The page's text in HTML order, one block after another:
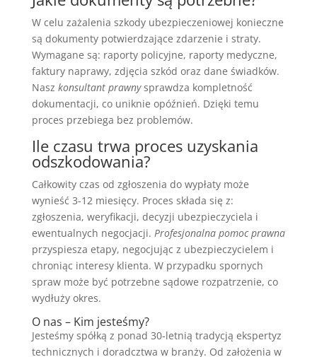
W celu zażalenia szkody ubezpieczeniowej konieczne
są dokumenty potwierdzające zdarzenie i straty.
Wymagane są: raporty policyjne, raporty medyczne,
faktury naprawy, zdjęcia szkód oraz dane świadków.
Nasz konsultant prawnysprawdza kompletność
dokumentacji, co uniknie opóźnień. Dzięki temu
proces przebiega bez problemów.
Ile czasu trwa proces uzyskania
odszkodowania?
Całkowity czas od zgłoszenia do wypłaty może
wynieść 3-12 miesięcy. Proces składa się z:
zgłoszenia, weryfikacji, decyzji ubezpieczyciela i
ewentualnych negocjacji. Profesjonalna pomoc prawna
przyspiesza etapy, negocjując z ubezpieczycielem i
chroniąc interesy klienta. W przypadku spornych
spraw może być potrzebne sądowe rozpatrzenie, co
wydłuży okres.
O nas – Kim jesteśmy?
Jesteśmy spółką z ponad 30-letnią tradycją ekspertyz
technicznych i doradcztwa w branży. Od założenia w